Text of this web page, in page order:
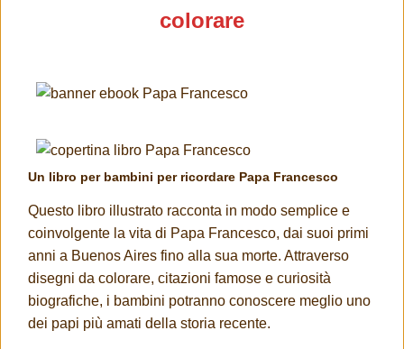
colorare
Un libro per bambini per ricordare Papa Francesco
Questo libro illustrato racconta in modo semplice e
coinvolgente la vita di Papa Francesco, dai suoi primi
anni a Buenos Aires fino alla sua morte. Attraverso
disegni da colorare, citazioni famose e curiosità
biografiche, i bambini potranno conoscere meglio uno
dei papi più amati della storia recente.